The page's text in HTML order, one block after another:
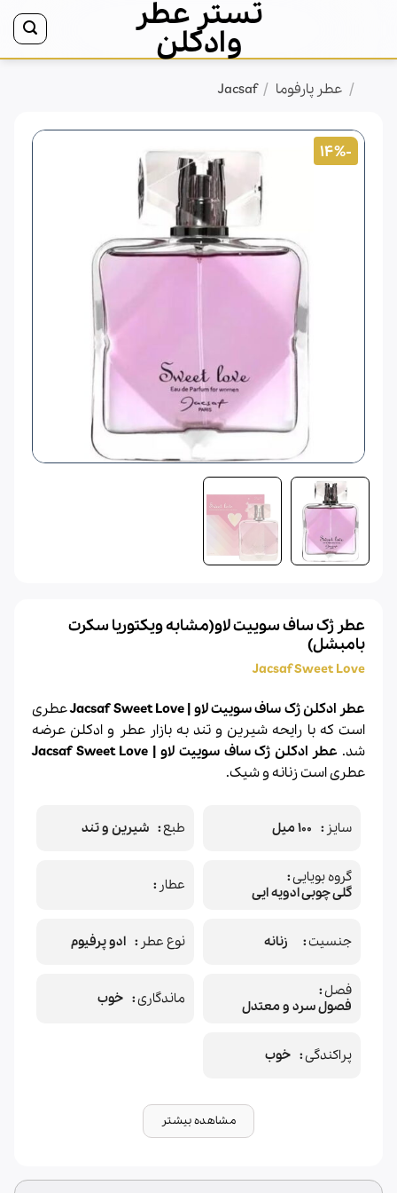
content
تستر عطر
وادکلن
/ عطر پارفوما /
Jacsaf
-14%
عطر ژک ساف سوییت لاو(مشابه ویکتوریا سکرت
بامبشل)
Jacsaf Sweet Love
عطر ادکلن ژک ساف سوییت لاو | Jacsaf Sweet Love
عطری
است که با رایحه شیرین و تند به بازار عطر و ادکلن عرضه
شد. عطر ادکلن ژک ساف سوییت لاو | Jacsaf Sweet Love
عطری است زنانه و شیک.
سایز 100 میل طبع شیرین و تند
گروه بویایی
گلی چوبی ادویه ایی
عطار
جنسیت زنانه نوع عطر ادو پرفیوم
فصل
فصول سرد و معتدل
ماندگاری خوب
پراکندگی خوب
مشاهده بیشتر